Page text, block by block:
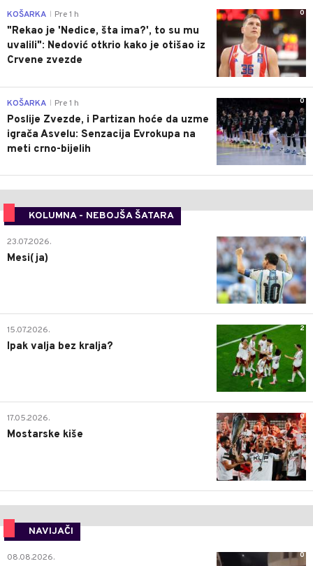
0
KOŠARKA Pre 1 h
"Rekao je 'Nedice, šta ima?', to su mu
uvalili": Nedović otkrio kako je otišao iz
Crvene zvezde
0
KOŠARKA Pre 1 h
Poslije Zvezde, i Partizan hoće da uzme
igrača Asvelu: Senzacija Evrokupa na
meti crno-bijelih
KOLUMNA - NEBOJŠA ŠATARA
0
23.07.2026.
Mesi(ja)
2
15.07.2026.
Ipak valja bez kralja?
0
17.05.2026.
Mostarske kiše
NAVIJAČI
0
08.08.2026.